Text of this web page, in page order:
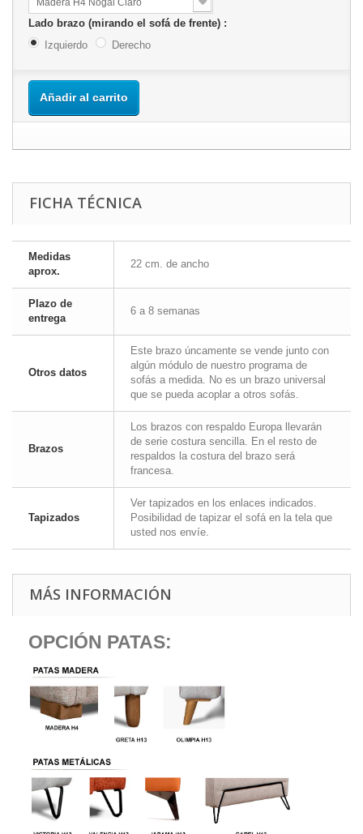
Madera H4 Nogal Claro
Lado brazo (mirando el sofá de frente) :
Izquierdo
Derecho
Añadir al carrito
FICHA TÉCNICA
Medidas
aprox.
22 cm. de ancho
Plazo de
entrega
6 a 8 semanas
Otros datos
Este brazo úncamente se vende junto con
algún módulo de nuestro programa de
sofás a medida. No es un brazo universal
que se pueda acoplar a otros sofás.
Brazos
Los brazos con respaldo Europa llevarán
de serie costura sencilla. En el resto de
respaldos la costura del brazo será
francesa.
Tapizados
Ver tapizados en los enlaces indicados.
Posibilidad de tapizar el sofá en la tela que
usted nos envíe.
MÁS INFORMACIÓN
OPCIÓN PATAS: